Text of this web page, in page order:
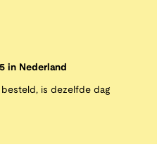
in Nederland
is dezelfde dag